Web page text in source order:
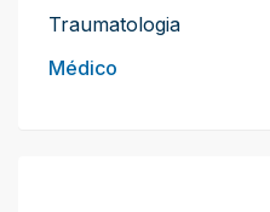
Traumatologia
Médico